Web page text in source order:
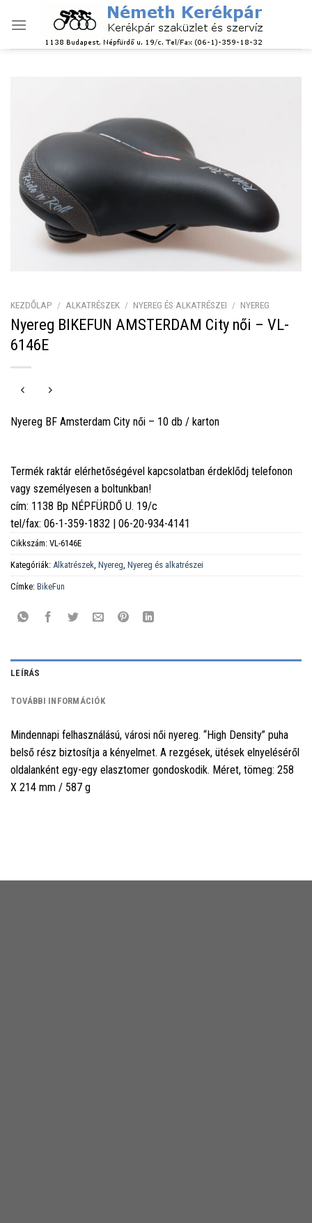
KEZDŐLAP / ALKATRÉSZEK / NYEREG ÉS ALKATRÉSZEI / NYEREG
Nyereg BIKEFUN AMSTERDAM City női – VL-
6146E
Nyereg BF Amsterdam City női – 10 db / karton
Termék raktár elérhetőségével kapcsolatban érdeklődj telefonon
vagy személyesen a boltunkban!
cím: 1138 Bp NÉPFÜRDŐ U. 19/c
tel/fax: 06-1-359-1832 | 06-20-934-4141
Cikkszám: VL-6146E
Kategóriák: Alkatrészek Nyereg Nyereg és alkatrészei
Címke: BikeFun
LEÍRÁS
TOVÁBBI INFORMÁCIÓK
Mindennapi felhasználású, városi női nyereg. “High Density” puha
belső rész biztosítja a kényelmet. A rezgések, ütések elnyeléséről
oldalanként egy-egy elasztomer gondoskodik. Méret, tömeg: 258
X 214 mm / 587 g